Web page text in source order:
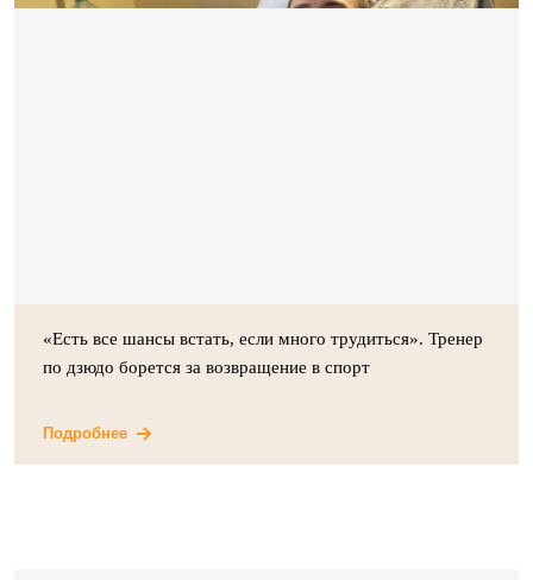
«Есть все шансы встать, если много трудиться». Тренер
по дзюдо борется за возвращение в спорт
Подробнее